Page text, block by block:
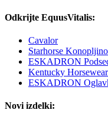
Odkrijte EquusVitalis:
Cavalor
Starhorse
ESKADRON
Kentucky
ESKADRON
Novi izdelki: